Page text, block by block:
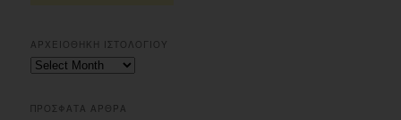
ΑΡΧΕΙΟΘΗΚΗ ΙΣΤΟΛΟΓΙΟΥ
Αρχειοθηκη
ΠΡΟΣΦΑΤΑ ΑΡΘΡΑ